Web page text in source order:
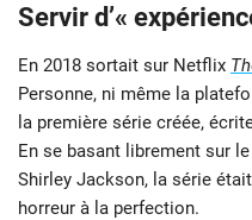
Servir d’«
En 2018 sortait sur Netflix
Personne, ni même la
la première série créée,
En se basant librement sur
Shirley Jackson, la série
horreur à la perfection.